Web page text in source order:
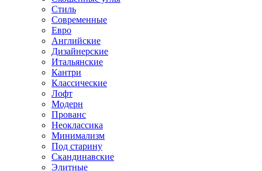
Стиль
Современные
Евро
Английские
Дизайнерские
Итальянские
Кантри
Классические
Лофт
Модерн
Прованс
Неоклассика
Минимализм
Под старину
Скандинавские
Элитные